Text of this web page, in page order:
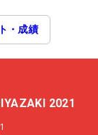
・成績
2021